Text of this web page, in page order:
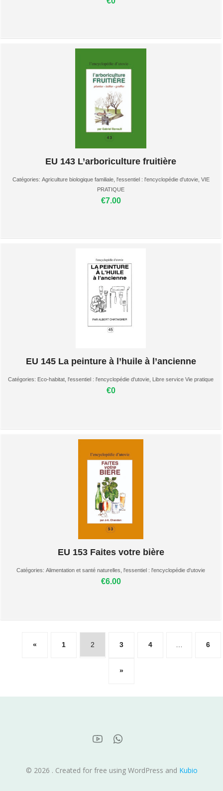
EU 143 L’arboriculture fruitière
Catégories: Agriculture biologique familiale, l'essentiel : l'encyclopédie d'utovie, VIE
PRATIQUE
€7.00
EU 145 La peinture à l’huile à l’ancienne
Catégories: Eco-habitat l'essentiel : l'encyclopédie d'utovie Libre service Vie pratique
€0
EU 153 Faites votre bière
Catégories: Alimentation et santé naturelles l'essentiel : l'encyclopédie d'utovie
€6.00
« 1 2 3 4 6
»
© 2026 . Created for free using WordPress and Kubio